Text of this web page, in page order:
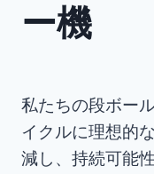
ー機
私たちの段ボー
イクルに理想的
減し、持続可能